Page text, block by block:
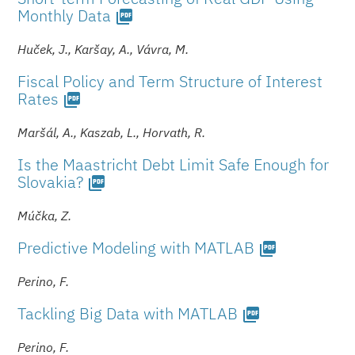
Monthly Data picture_as_pdf
Huček, J., Karšay, A., Vávra, M.
Fiscal Policy and Term Structure of Interest
Rates picture_as_pdf
Maršál, A., Kaszab, L., Horvath, R.
Is the Maastricht Debt Limit Safe Enough for
Slovakia? picture_as_pdf
Múčka, Z.
Predictive Modeling with MATLAB picture_as_pdf
Perino, F.
Tackling Big Data with MATLAB picture_as_pdf
Perino, F.